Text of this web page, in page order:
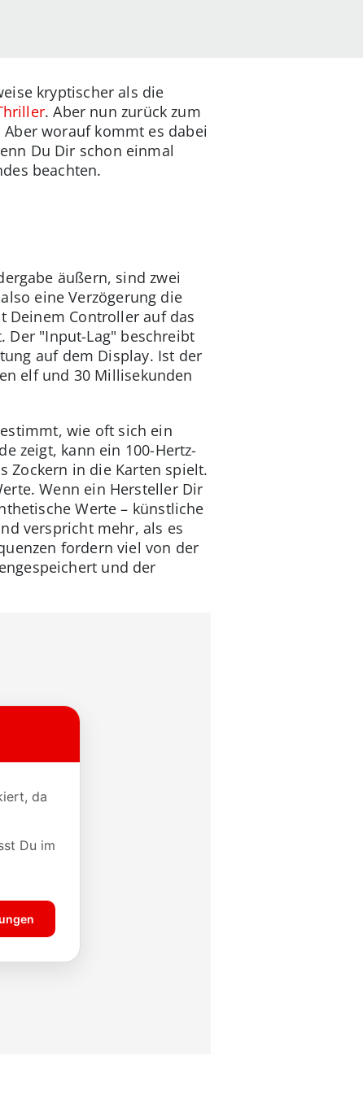
kryptischer als die
. Aber nun zurück zum
worauf kommt es dabei
Du Dir schon einmal
beachten.
äußern, sind zwei
eine Verzögerung die
Deinem Controller auf das
Der "Input-Lag" beschreibt
auf dem Display. Ist der
elf und 30 Millisekunden
wie oft sich ein
zeigt, kann ein 100-Hertz-
Zockern in die Karten spielt.
Wenn ein Hersteller Dir
Werte – künstliche
verspricht mehr, als es
fordern viel von der
und der